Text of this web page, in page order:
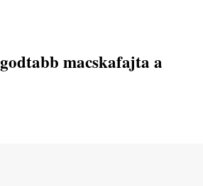
macskafajta a